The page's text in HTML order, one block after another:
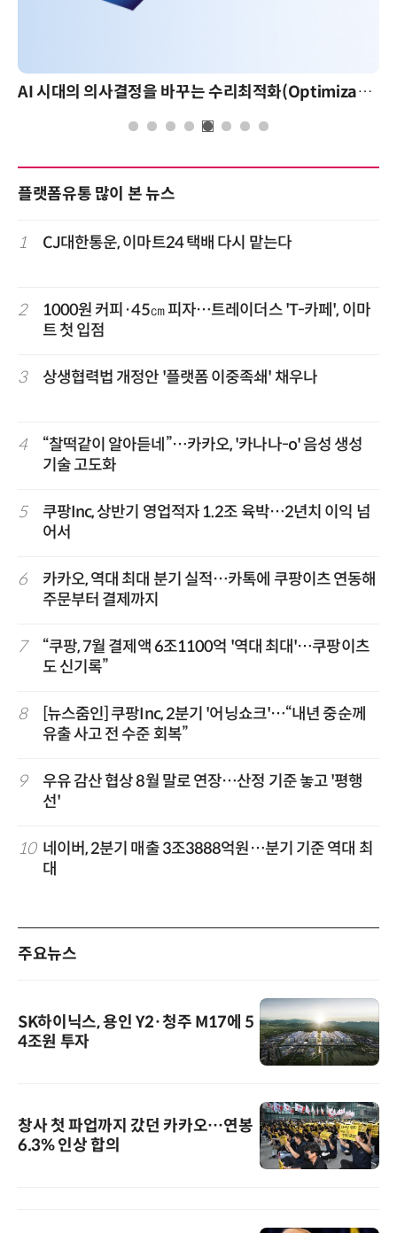
AI 시대의 의사결정을 바꾸는 수리최적화(Optimization): 실제 산업 적용 사례와 활용 전략 AI 핀옵스 실전 세미나: 폭증하는 AI
플랫폼유통 많이 본 뉴스
1 CJ대한통운, 이마트24 택배 다시 맡는다
2
1000원 커피·45㎝ 피자…트레이더스 'T-카페', 이마
트 첫 입점
3 상생협력법 개정안 '플랫폼 이중족쇄' 채우나
4
“찰떡같이 알아듣네”…카카오, '카나나-o' 음성 생성
기술 고도화
5
쿠팡Inc, 상반기 영업적자 1.2조 육박…2년치 이익 넘
어서
6
카카오, 역대 최대 분기 실적…카톡에 쿠팡이츠 연동해
주문부터 결제까지
7
“쿠팡, 7월 결제액 6조1100억 '역대 최대'…쿠팡이츠
도 신기록”
8
[뉴스줌인] 쿠팡Inc, 2분기 '어닝쇼크'…“내년 중순께
유출 사고 전 수준 회복”
9
우유 감산 협상 8월 말로 연장…산정 기준 놓고 '평행
선'
10 네이버, 2분기 매출 3조3888억원…분기 기준 역대 최
대
주요뉴스
SK하이닉스, 용인 Y2·청주 M17에 5
4조원 투자
창사 첫 파업까지 갔던 카카오…연봉
6.3% 인상 합의